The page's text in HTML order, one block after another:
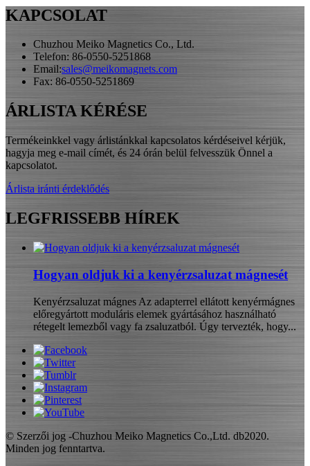
KAPCSOLAT
Chuzhou Meiko Magnetics Co., Ltd.
Telefon: 86-0550-5251868
Email:sales@meikomagnets.com
Fax: 86-0550-5251869
ÁRLISTA KÉRÉSE
Termékeinkkel vagy árlistánkkal kapcsolatos kérdéseivel kérjük,
hagyja meg e-mail címét, és 24 órán belül felvesszük Önnel a
kapcsolatot.
Árlista iránti érdeklődés
LEGFRISSEBB HÍREK
Hogyan oldjuk ki a kenyérzsaluzat mágnesét
Kenyérzsaluzat mágnes Az adapterrel ellátott kenyérmágnes
előregyártott moduláris elemek gyártásához használható
rétegelt lemezből vagy fa zsaluzatból. Úgy tervezték, hogy...
© Szerzői jog -Chuzhou Meiko Magnetics Co.,Ltd. db2020.
Minden jog fenntartva.